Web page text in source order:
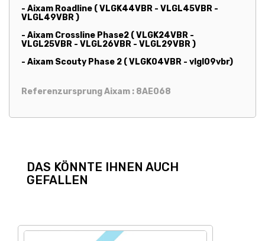
- Aixam Roadline ( VLGK44VBR - VLGL45VBR -
VLGL49VBR )
- Aixam Crossline Phase2 ( VLGK24VBR -
VLGL25VBR - VLGL26VBR - VLGL29VBR )
- Aixam Scouty Phase 2 ( VLGK04VBR - vlgl09vbr)
Referenzursprung Aixam : 8AE068
DAS KÖNNTE IHNEN AUCH
GEFALLEN